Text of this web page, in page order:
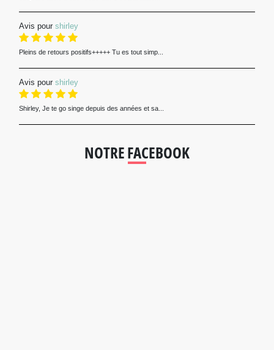
Avis pour shirley
Pleins de retours positifs+++++ Tu es tout simp...
Avis pour shirley
Shirley, Je te go singe depuis des années et sa...
NOTRE FACEBOOK